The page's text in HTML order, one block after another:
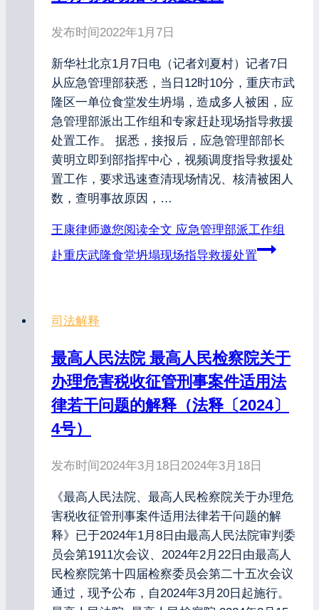
发布时间2022年1月7日
新华社北京1月7日电（记者刘夏村）记者7日
从应急管理部获悉，当日12时10分，重庆市武
隆区一单位食堂发生坍塌，造成多人被困，应
急管理部派出工作组和专家赶赴现场指导救援
处置工作。 据悉，接报后，应急管理部部长
黄明立即到部指挥中心，视频调度指导救援处
置工作，要求迅速查清现场情况、核清被困人
数，查明事故原因，…
王康律师邀您阅读全文 应急管理部派工作组
赴重庆武隆食堂坍塌现场指导救援处置
司法解释
最高人民法院 最高人民检察院关于
办理危害税收征管刑事案件适用法
律若干问题的解释（法释〔2024〕
4号）
发布时间2024年3月18日 2024年3月18日
《最高人民法院、最高人民检察院关于办理危
害税收征管刑事案件适用法律若干问题的解
释》已于2024年1月8日由最高人民法院审判委
员会第1911次会议、2024年2月22日由最高人
民检察院第十四届检察委员会第二十五次会议
通过，现予公布，自2024年3月20日起施行。